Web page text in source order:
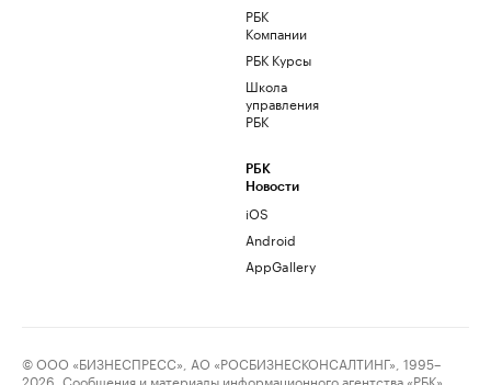
РБК
Компании
РБК Курсы
Школа
управления
РБК
РБК
Новости
iOS
Android
AppGallery
© ООО «БИЗНЕСПРЕСС», АО «РОСБИЗНЕСКОНСАЛТИНГ», 1995–
2026. Сообщения и материалы информационного агентства «РБК»